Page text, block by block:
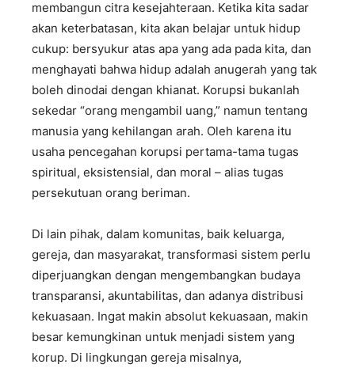
membangun citra kesejahteraan. Ketika kita sadar
akan keterbatasan, kita akan belajar untuk hidup
cukup: bersyukur atas apa yang ada pada kita, dan
menghayati bahwa hidup adalah anugerah yang tak
boleh dinodai dengan khianat. Korupsi bukanlah
sekedar “orang mengambil uang,” namun tentang
manusia yang kehilangan arah. Oleh karena itu
usaha pencegahan korupsi pertama-tama tugas
spiritual, eksistensial, dan moral – alias tugas
persekutuan orang beriman.
Di lain pihak, dalam komunitas, baik keluarga,
gereja, dan masyarakat, transformasi sistem perlu
diperjuangkan dengan mengembangkan budaya
transparansi, akuntabilitas, dan adanya distribusi
kekuasaan. Ingat makin absolut kekuasaan, makin
besar kemungkinan untuk menjadi sistem yang
korup. Di lingkungan gereja misalnya,